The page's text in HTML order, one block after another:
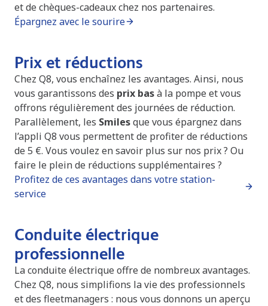
et de chèques-cadeaux chez nos partenaires.
Épargnez avec le sourire
Prix et réductions
Chez Q8, vous enchaînez les avantages. Ainsi, nous
vous garantissons des prix basà la pompe et vous
offrons régulièrement des journées de réduction.
Parallèlement, les Smilesque vous épargnez dans
l’appli Q8 vous permettent de profiter de réductions
de 5 €. Vous voulez en savoir plus sur nos prix ? Ou
faire le plein de réductions supplémentaires ?
Profitez de ces avantages dans votre station-
service
Conduite électrique
professionnelle
La conduite électrique offre de nombreux avantages.
Chez Q8, nous simplifions la vie des professionnels
et des fleetmanagers : nous vous donnons un aperçu